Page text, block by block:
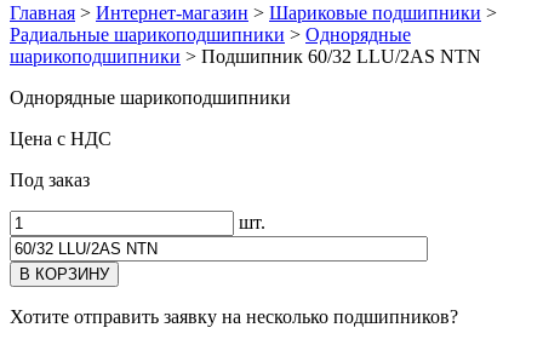
Главная > Интернет-магазин > Шариковые подшипники >
Радиальные шарикоподшипники > Однорядные
шарикоподшипники > Подшипник 60/32 LLU/2AS NTN
Однорядные шарикоподшипники
Цена с НДС
Под заказ
шт.
Хотите отправить заявку на несколько подшипников?